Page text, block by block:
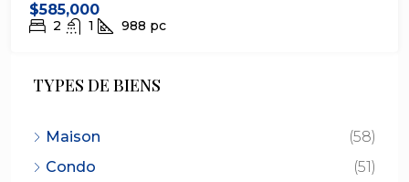
$585,000
2 1 988 pc
TYPES DE BIENS
Maison
(58)
Condo
(51)